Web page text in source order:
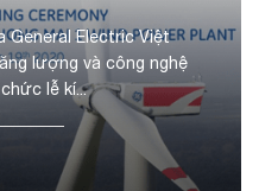
General Electric Việt
lượng và công nghệ
lễ kí...